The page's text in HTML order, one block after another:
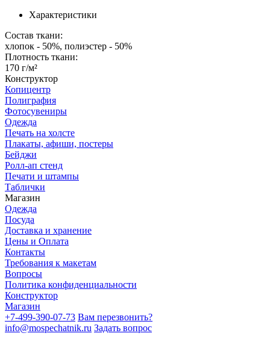
Характеристики
Состав ткани:
хлопок - 50%, полиэстер - 50%
Плотность ткани:
170 г/м²
Конструктор
Копицентр
Полиграфия
Фотосувениры
Одежда
Печать на холсте
Плакаты, афиши, постеры
Бейджи
Ролл-ап стенд
Печати и штампы
Таблички
Магазин
Одежда
Посуда
Доставка и хранение
Цены и Оплата
Контакты
Требования к макетам
Вопросы
Политика конфиденциальности
Конструктор
Магазин
+7-499-390-07-73 Вам перезвонить?
info@mospechatnik.ru Задать вопрос